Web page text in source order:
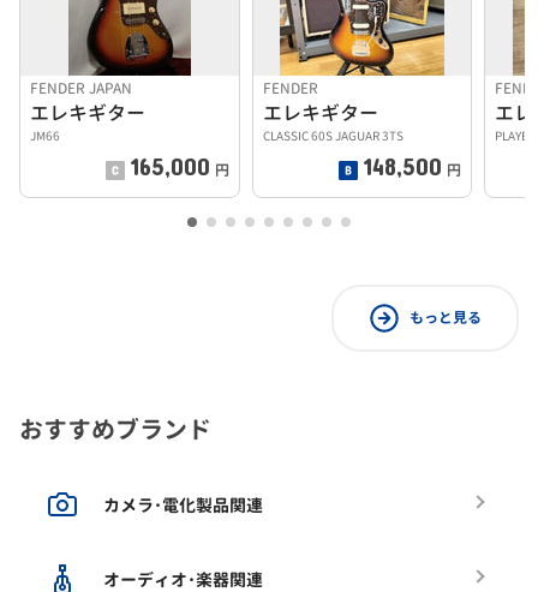
FENDER JAPAN
エレキギター
JM66
165,000 円
FENDER
エレキギター
CLASSIC 60S JAGUAR 3TS
148,500 円
エ
もっと見る
おすすめブランド
カメラ･電化製品関連
オーディオ･楽器関連